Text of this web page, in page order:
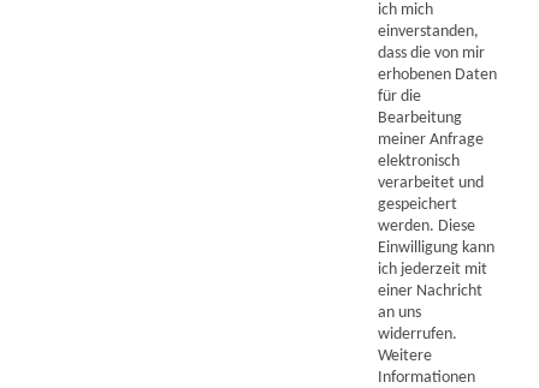
ich mich
einverstanden,
dass die von mir
erhobenen Daten
für die
Bearbeitung
meiner Anfrage
elektronisch
verarbeitet und
gespeichert
werden. Diese
Einwilligung kann
ich jederzeit mit
einer Nachricht
an uns
widerrufen.
Weitere
Informationen